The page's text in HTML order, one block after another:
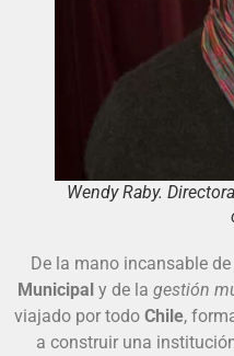
Wendy Raby.
De la mano incansable de
Municipaly de la gestión
viajado por todoChile,
a construir una